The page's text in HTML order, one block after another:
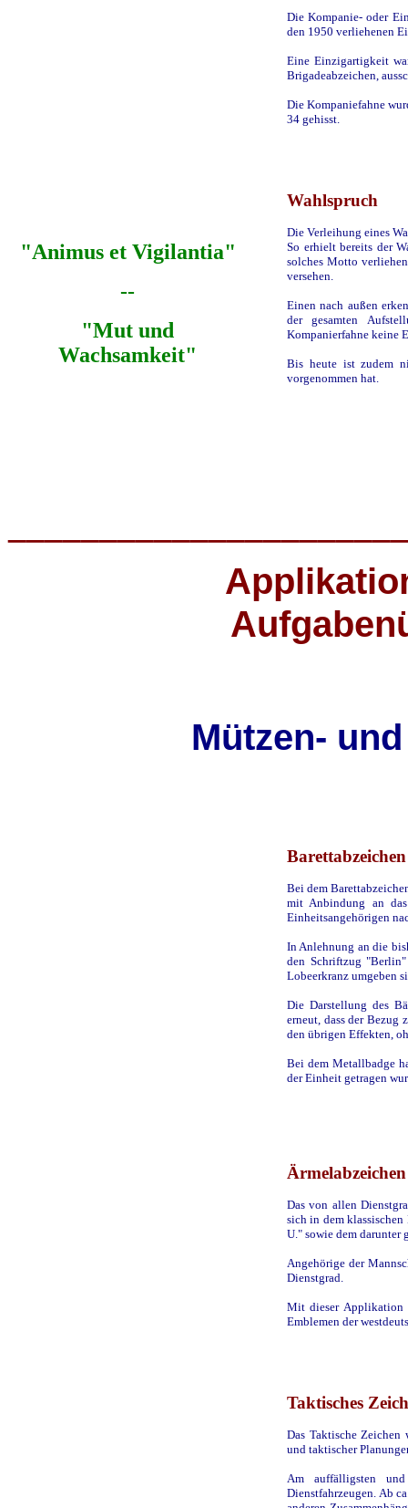
Die Kompanie- oder
den 1950 verliehenen
Eine Einzigartigkeit
Brigadeabzeichen,
Die Kompaniefahne
34 gehisst.
"Animus et Vigilantia"
--
"Mut und
Wachsamkeit"
Wahlspruch
Die Verleihung eines
So erhielt bereits der
solches Motto
versehen.
Einen nach außen
der gesamten
Kompanierfahne keine
Bis heute ist zudem
vorgenommen hat.
Mützen-
Barettabzeichen
Bei dem
mit Anbindung an
Einheitsangehörigen
In Anlehnung an die
den Schriftzug
Lobeerkranz umgeben
Die Darstellung des
erneut, dass der Bezug
den übrigen Effekten,
Bei dem Metallbadge
der Einheit getragen
Ärmelabzeichen
Das von allen
sich in dem
U." sowie dem darunter
Angehörige der
Dienstgrad.
Mit dieser Applikation
Emblemen der
Taktisches
Das Taktische
und taktischer
Am auffälligsten
Dienstfahrzeugen. Ab